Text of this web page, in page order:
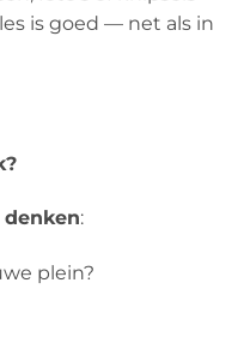
is goed — net als in
:
plein?